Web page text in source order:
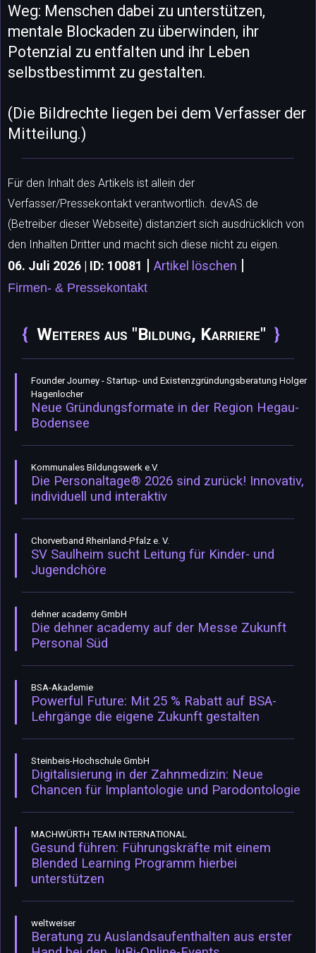
Weg: Menschen dabei zu unterstützen,
mentale Blockaden zu überwinden, ihr
Potenzial zu entfalten und ihr Leben
selbstbestimmt zu gestalten.
(Die Bildrechte liegen bei dem Verfasser der
Mitteilung.)
Für den Inhalt des Artikels ist allein der
Verfasser/Pressekontakt verantwortlich. devAS.de
(Betreiber dieser Webseite) distanziert sich ausdrücklich von
den Inhalten Dritter und macht sich diese nicht zu eigen.
06. Juli 2026 | ID: 10081 | Artikel löschen |
Firmen- & Pressekontakt
Weiteres aus "Bildung, Karriere"
Founder Journey - Startup- und Existenzgründungsberatung Holger
Hagenlocher
Neue Gründungsformate in der Region Hegau-
Bodensee
Kommunales Bildungswerk e.V.
Die Personaltage® 2026 sind zurück! Innovativ,
individuell und interaktiv
Chorverband Rheinland-Pfalz e. V.
SV Saulheim sucht Leitung für Kinder- und
Jugendchöre
dehner academy GmbH
Die dehner academy auf der Messe Zukunft
Personal Süd
BSA-Akademie
Powerful Future: Mit 25 % Rabatt auf BSA-
Lehrgänge die eigene Zukunft gestalten
Steinbeis-Hochschule GmbH
Digitalisierung in der Zahnmedizin: Neue
Chancen für Implantologie und Parodontologie
MACHWÜRTH TEAM INTERNATIONAL
Gesund führen: Führungskräfte mit einem
Blended Learning Programm hierbei
unterstützen
weltweiser
Beratung zu Auslandsaufenthalten aus erster